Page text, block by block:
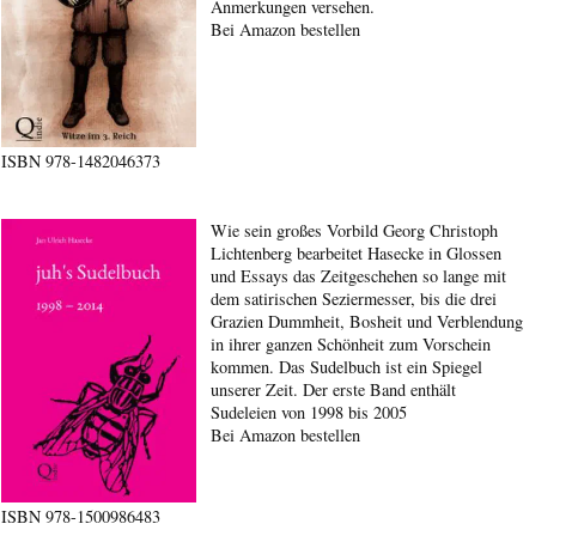
ISBN978-1482046373
Anmerkungen versehen.
Bei Amazon bestellen
ISBN978-1500986483
Wie sein großes Vorbild Georg Christoph
Lichtenberg bearbeitet Hasecke in Glossen
und Essays das Zeitgeschehen so lange mit
dem satirischen Seziermesser, bis die drei
Grazien Dummheit, Bosheit und Verblendung
in ihrer ganzen Schönheit zum Vorschein
kommen. Das Sudelbuch ist ein Spiegel
unserer Zeit. Der erste Band enthält
Sudeleien von 1998 bis 2005
Bei Amazon bestellen